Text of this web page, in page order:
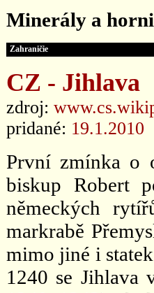
Minerály a
Zahraničie
CZ - Jihlava
zdroj:
pridané: 19.1.2010
První zmínka o
biskup Robert
německých
markrabě
mimo jiné i
1240 se Jihlava